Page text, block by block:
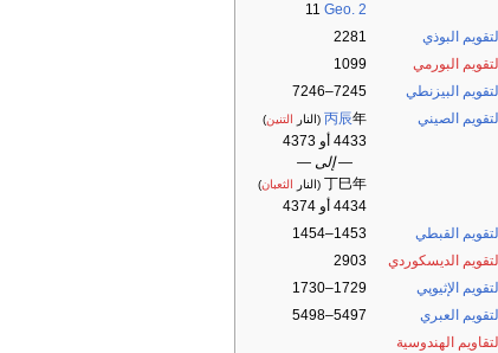
11 Geo. 2
التقويم البوذي
2281
التقويم البورمي
1099
التقويم البيزنطي
7245–7246
التقويم الصيني
丙辰年 (النار التنين)
4433 أو 4373
— إلى —
丁巳年 (النار الثعبان)
4434 أو 4374
التقويم القبطي
1453–1454
التقويم الديسكوردي
2903
التقويم الإثيوپي
1729–1730
التقويم العبري
5497–5498
التقاويم الهندوسية